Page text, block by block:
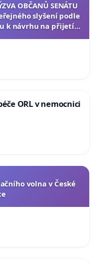
OBČANŮ SENÁTU
slyšení podle
k návrhu na přijetí
ORL v nemocnici
volna v České